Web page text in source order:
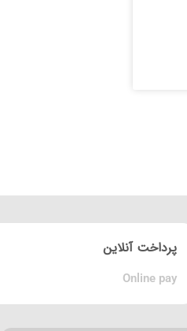
پرداخت آنلاین
Online pay